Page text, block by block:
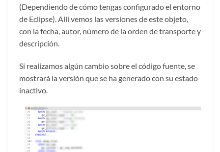
(Dependiendo de cómo tengas configurado el entorno
de Eclipse). Allí vemos las versiones de este objeto,
con la fecha, autor, número de la orden de transporte y
descripción.
Si realizamos algún cambio sobre el código fuente, se
mostrará la versión que se ha generado con su estado
inactivo.